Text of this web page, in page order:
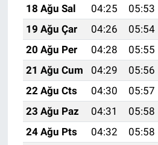
18 Ağu Sal
04:25 05:53
19 Ağu Çar
04:26 05:54
20 Ağu Per
04:28 05:55
21 Ağu Cum
04:29 05:56
22 Ağu Cts
04:30 05:57
23 Ağu Paz
04:31 05:58
24 Ağu Pts
04:32 05:58